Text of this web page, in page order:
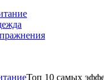
Топ 10 самых